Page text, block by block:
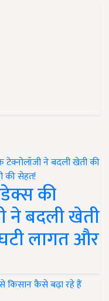
की
ने बदली खेती
लागत और